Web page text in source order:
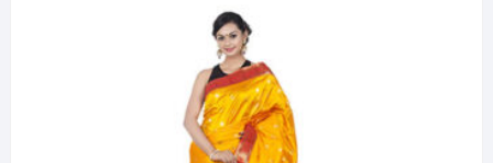
was:
R$ 99,00.
R$ 77,00.